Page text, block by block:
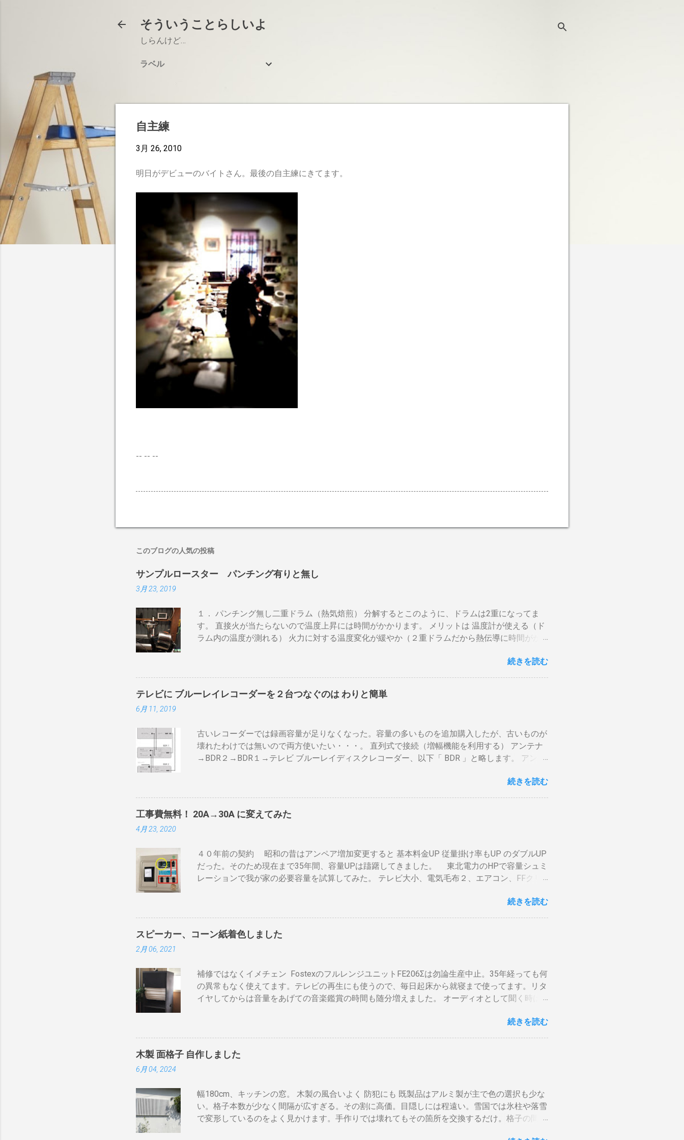
そういうことらしいよ
しらんけど…
ラベル
自主練
3月 26, 2010
明日がデビューのバイトさん。最後の自主練にきてます。
-- -- --
このブログの人気の投稿
サンプルロースター パンチング有りと無し
3月 23, 2019
１． パンチング無し二重ドラム（熱気焙煎） 分解するとこのように、ドラムは2重になってま
す。 直接火が当たらないので温度上昇には時間がかかります。 メリットは 温度計が使える（ド
ラム内の温度が測れる） 火力に対する温度変化が緩やか（２重ドラムだから熱伝導に時間がか
ない ぐらいでしょうか。デメリットは 火を消してもすぐに温度が下がらない。火力を上げても
300g以上はガスコンロの強火全開でも 20分以上は必要 。10分以下の焙煎は無理。 外側ドラム
→空気層→内側ドラムの順で熱が伝わるので、温度変化には時間がかかります。それを予測した
気性が殆ど無い とうこと。熱し難く冷めにくいのが特徴。 ２．パンチング有り一枚ドラム（直
火・熱気通過式） 早い話が「 回転式炙り焼き 」です。熱は素通りで蓄熱は不可。ガスコンロ
の炎がそのまま反映します。中火で200gなら6分程度で、260gなら8分ハゼが来ます。回転数が
れや、ドラムに風が入るとすぐ温度が下がります。 メリット 火力に対する反応が早い。（蓄熱
はゼロ） 二重ドラムに比べて短時間で焙煎できる チャフがドラムの中に溜まらない デメリット
ザルのように素通し。熱気が溜まらない。 温度計は上昇か下降か一定かの傾向判断としてなら
使えるが、通過する空気の温度しかわからない チャフがパンチングの穴から出てコンロや周囲
難）。これは一番の欠点でしょう。 温度測定は、非接触型（※１）の温度計で豆の表面温度
を測ることが可能なら希望がないわけではない。しかし、右手でドラムを回し、左手でレーザー
を豆に当...
続きを読む
テレビに ブルーレイレコーダーを２台つなぐのは わりと簡単
6月 11, 2019
古いレコーダーでは録画容量が足りなくなった。容量の多いものを追加購入したが、古いものが
壊れたわけでは無いので両方使いたい・・・。 直列式で接続（増幅機能を利用する） アンテナ
→BDR２→BDR１→テレビ ブルーレイディスクレコーダー、以下「 BDR 」と略します。 アンテ
で利得の損失なく接続できます。並列にするとアンテナ信号が弱まりアンテナ利得が落ち、増幅
て説明します。 地上波の接続（アンテナケーブル２本必要）※１ 地上波のアンテナケーブルを
BDR２の「地上波アンテナ入力」端子へ接続 BDR２の地上波の「テレビへ（出力）」端子とBDR
ーブル２本必要）※１ BSのアンテナケーブルをBDR２の「BSアンテナ入力」端子へ接続 BDR２
のBSの「テレビへ（出力）」端子とBDR１の「BSアンテナ入力」端子をアンテナケーブルで接
続 BDR１のBSの「テレビへ（出力）」端子とテレビの「BSデジタル」端子をアンテナケーブル
ーブルの接続（HDMIケーブル２本必要）※2 BDRの「HDMI出力」端子とテレビの「HDMI入
力」端子を接続します。テレビのHDMI端子の番号は、自分で分かればどちらの端子でも構いま
せん。 すでにHDMI１本あるなら、追加で１本用意してください。 ※2. テレビにHDMI端子が
一つしかない場合 は HDMI分配器 （←Amazon）を使います。テレビの買い替え時には後悔しな
配列やコネクタ同士が狭い環境では、手が入りにくいのでアンテナケーブルはL型端子よりも真
っ直ぐなタイプをおすすめします。 HDMIケーブル２本セット （...
続きを読む
工事費無料！ 20A→30A に変えてみた
4月 23, 2020
４０年前の契約 昭和の昔はアンペア増加変更すると 基本料金UP 従量掛け率もUP のダブルUP
だった。そのため現在まで35年間、容量UPは躊躇してきました。 東北電力のHPで容量シュミ
レーションで我が家の必要容量を試算してみた。 テレビ大小、電気毛布２、エアコン、FFクリ
iPhone ２、冷蔵庫3台、オーブンレンジ２・トースター、炊飯器・・・・。 を合計してみると
る工夫 黄色が漏電ブレーカー、赤色が安全ブレーカー。安全ブレーカーはすべて20Aとありま
す。 そこで一工夫。まず、各安全ブレーカーを切ってみて、どのコンセントに繋がっているか
電子レンジ、ドライヤー・炊飯器・エアコンなどは複数の安全ブレーカに振り分けて使うので
す。非合理的ですが効果はあります。 近年、料金設定が変わった 容量UPと増額の関係。 10ア
ンペアごとに 基本料金 月額330円 の増加 のみ 従量増しは ￥0 でいいと。月額330円のアップな
20A~30Aに変更する際、 高額工事になることがある らしいのだ。更にググって、最後に行き着
いたところは以下のサイト。 http://kaden.pcinformation.info/breaker/safety-breaker-20a-30a.htm
” 安全ブレーカーを20Aから30Aに変える場合、電線の太さが2.6mm以上、コンセントの定格電流
が20A以上から30A以下でなければ、屋内配線の張り替え工事、コンセントの交換工事も必要と
やつでした。ガッカリしながら屋内配線工事費の相場を調べると、屋内配線全部とコンセン...
続きを読む
スピーカー、コーン紙着色しました
2月 06, 2021
補修ではなくイメチェン FostexのフルレンジユニットFE206Σは勿論生産中止。35年経っても何
の異常もなく使えてます。テレビの再生にも使うので、毎日起床から就寝まで使ってます。リタ
イヤしてからは音量をあげての音楽鑑賞の時間も随分増えました。 オーディオとして聞く時は
リルネットを外すとモノトーンのエンクロージャーにはコーン紙の色が合わない。暗い・・・。
によってコーン紙が重くなっても、柔らかくなっても、固くなっても具合は良くない。ググって
オーダーしてみた。（古いサイトらしく Safari では「安全ではない可能性…、」と表示されます
が Chrom では表示されます。） 刷毛もオマケに付いてきた。私が用意したのは妻がケーキを作
るときの回転台。ファンテックさんでも回転台の使用を勧めている。 作業しにくいので、スピ
続きを読む
木製 面格子 自作しました
6月 04, 2024
幅180cm、キッチンの窓。 木製の風合いよく 防犯にも 既製品はアルミ製が主で色の選択も少な
い。格子本数が少なく間隔が広すぎる。その割に高価。目隠しには程遠い。雪国では氷柱や落雪
で変形しているのをよく見かけます。手作りでは壊れてもその箇所を交換するだけ。格子の間隔